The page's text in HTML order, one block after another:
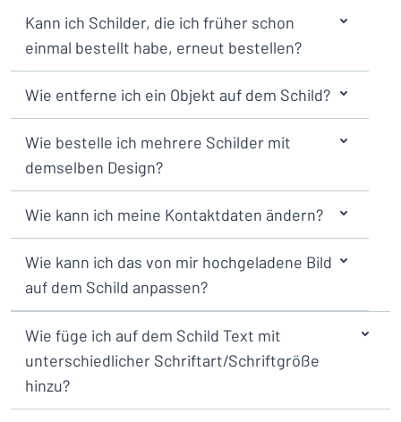
Kann ich Schilder, die ich früher schon
einmal bestellt habe, erneut bestellen?
Wie entferne ich ein Objekt auf dem Schild?
Wie bestelle ich mehrere Schilder mit
demselben Design?
Wie kann ich meine Kontaktdaten ändern?
Wie kann ich das von mir hochgeladene Bild
auf dem Schild anpassen?
Wie füge ich auf dem Schild Text mit
unterschiedlicher Schriftart/Schriftgröße
hinzu?